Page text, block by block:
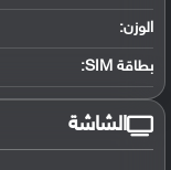
الوزن:
بطاقة SIM:
الشاشة